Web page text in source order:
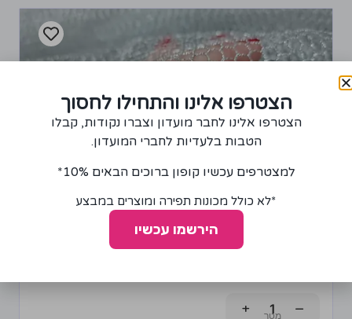
בד רשת בצבע כסף
−
+
הצטרפו אלינו והתחילו לחסוך
הצטרפו אלינו לחבר מועדון וצברו נקודות, קבלו
הטבות בלעדיות לחברי המועדון.
למצטרפים עכשיו קופון ברוכים הבאים 10%*
*לא כולל מכונות תפירה ומוצרים במבצע
הירשמו עכשיו